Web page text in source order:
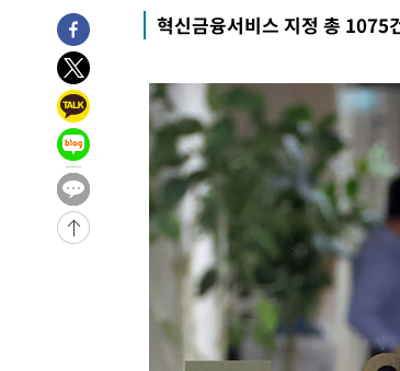
1시간 전 >
여수 오동도 해상서 모터보트 전복…1명 사망
2시간 전 >
날씨]
3시간 전 >
축구협회 "압수수색·성접대 논란 사과…쇄신
4시간 전 >
[속보]'압수수색·성접대 논란' 축구협회 "실
7시간 전 >
'최고 37도' 폭염 지속…강원동해안 최대 150
9시간 전 >
[속보]뉴욕증시 상승 마감…S&P 0.6% 나스
-27051초 전 >
이란 "호르무즈 재개방 합의 근접…美 배
-18098초 전 >
[속보]與최고위원 제주·인천 순회경선…
[속보]김민석, 與 전대 당원투표 누적 득
[속보]與 대표 경선 제주·인천 당원투표
42.08%·宋 10.17%이강인 "아틀레티코 이적 기뻐…등번호 7
[속보]與 당대표 경선, 제주·인천 권리당
혁신금융서비스 지정 총 1075